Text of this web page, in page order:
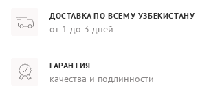
ДОСТАВКА ПО ВСЕМУ УЗБЕКИСТАНУ
от 1 до 3 дней
ГАРАНТИЯ
качества и подлинности